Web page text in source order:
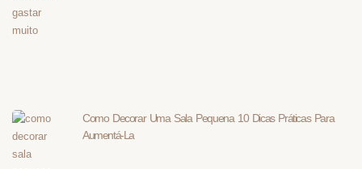
Como Decorar Uma Sala Pequena 10 Dicas Práticas Para
Aumentá-La